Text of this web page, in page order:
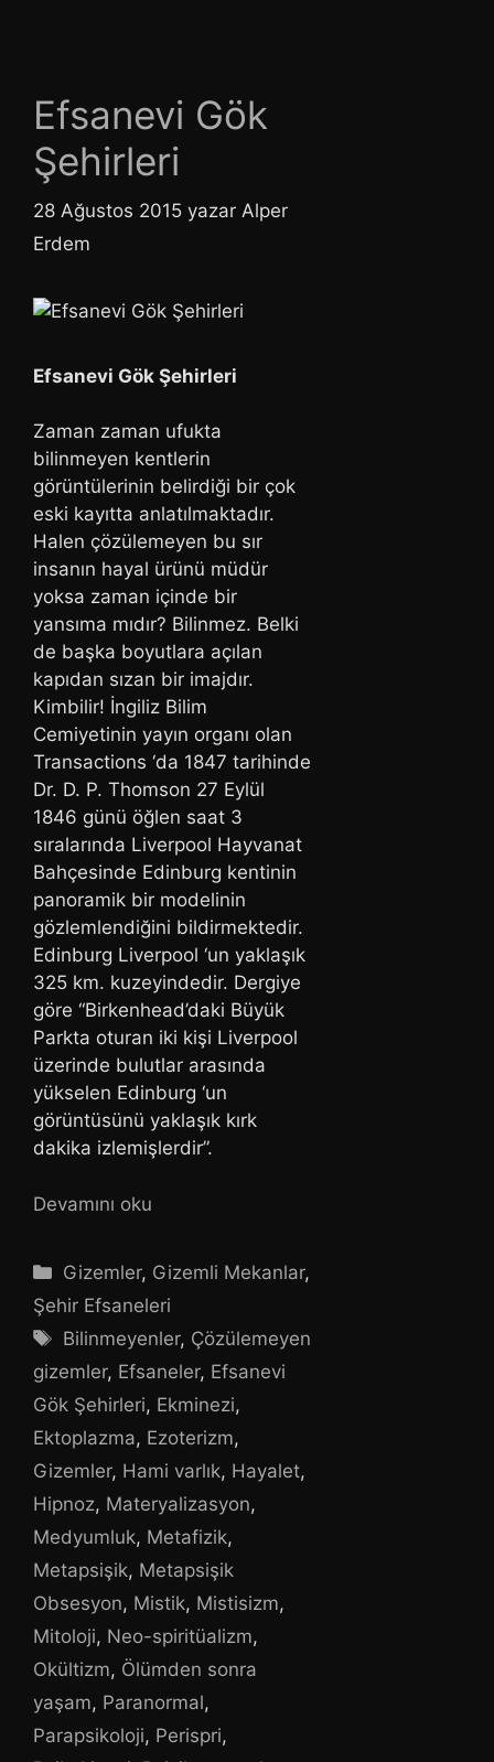
Efsanevi Gök
Şehirleri
28 Ağustos 2015 yazar Alper
Erdem
Efsanevi Gök Şehirleri
Zaman zaman ufukta
bilinmeyen kentlerin
görüntülerinin belirdiği bir çok
eski kayıtta anlatılmaktadır.
Halen çözülemeyen bu sır
insanın hayal ürünü müdür
yoksa zaman içinde bir
yansıma mıdır? Bilinmez. Belki
de başka boyutlara açılan
kapıdan sızan bir imajdır.
Kimbilir! İngiliz Bilim
Cemiyetinin yayın organı olan
Transactions ‘da 1847 tarihinde
Dr. D. P. Thomson 27 Eylül
1846 günü öğlen saat 3
sıralarında Liverpool Hayvanat
Bahçesinde Edinburg kentinin
panoramik bir modelinin
gözlemlendiğini bildirmektedir.
Edinburg Liverpool ‘un yaklaşık
325 km. kuzeyindedir. Dergiye
göre “Birkenhead’daki Büyük
Parkta oturan iki kişi Liverpool
üzerinde bulutlar arasında
yükselen Edinburg ‘un
görüntüsünü yaklaşık kırk
dakika izlemişlerdir”.
Devamını oku
Kategoriler
Gizemler, Gizemli Mekanlar,
Şehir Efsaneleri
Etiketler
Bilinmeyenler, Çözülemeyen
gizemler, Efsaneler, Efsanevi
Gök Şehirleri, Ekminezi,
Ektoplazma, Ezoterizm,
Gizemler, Hami varlık, Hayalet,
Hipnoz, Materyalizasyon,
Medyumluk, Metafizik,
Metapsişik, Metapsişik
Obsesyon, Mistik, Mistisizm,
Mitoloji, Neo-spiritüalizm,
Okültizm, Ölümden sonra
yaşam, Paranormal,
Parapsikoloji, Perispri,